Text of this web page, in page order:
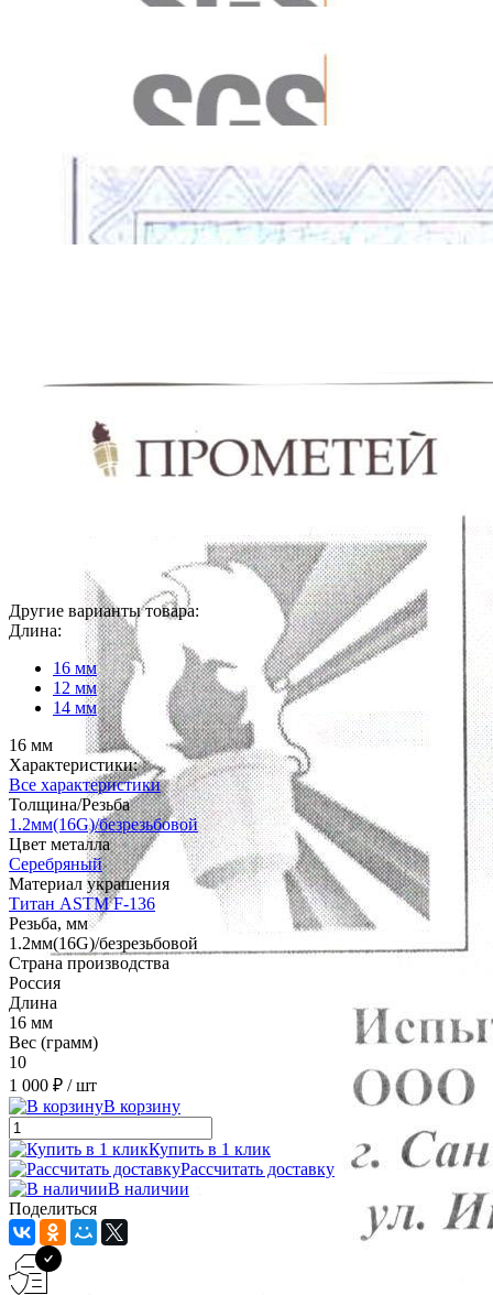
Другие варианты товара:
Длина:
16 мм
12 мм
14 мм
16 мм
Характеристики:
Все характеристики
Толщина/Резьба
1.2мм(16G)/безрезьбовой
Цвет металла
Серебряный
Материал украшения
Титан ASTM F-136
Резьба, мм
1.2мм(16G)/безрезьбовой
Страна производства
Россия
Длина
16 мм
Вес (грамм)
10
1 000 ₽ / шт
В корзину
Купить в 1 клик
Рассчитать доставку
В наличии
Поделиться